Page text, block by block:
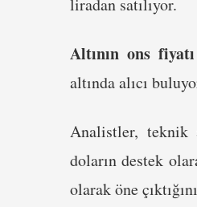
liradan satılıyor.
Altının ons fiyatı
altında alıcı
Analistler, teknik
doların destek
olarak öne